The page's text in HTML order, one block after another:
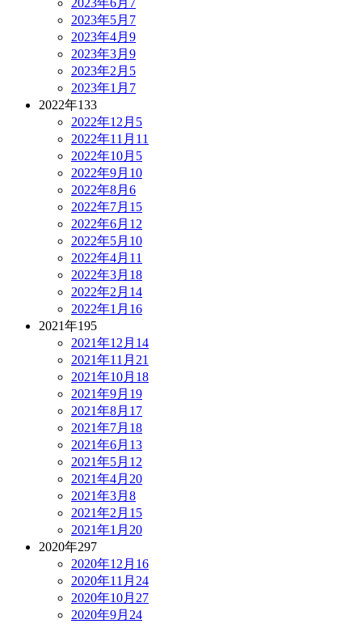
2023年6月 7
2023年5月 7
2023年4月 9
2023年3月 9
2023年2月 5
2023年1月 7
2022年133
2022年12月 5
2022年11月 11
2022年10月 5
2022年9月 10
2022年8月 6
2022年7月 15
2022年6月 12
2022年5月 10
2022年4月 11
2022年3月 18
2022年2月 14
2022年1月 16
2021年195
2021年12月 14
2021年11月 21
2021年10月 18
2021年9月 19
2021年8月 17
2021年7月 18
2021年6月 13
2021年5月 12
2021年4月 20
2021年3月 8
2021年2月 15
2021年1月 20
2020年297
2020年12月 16
2020年11月 24
2020年10月 27
2020年9月 24